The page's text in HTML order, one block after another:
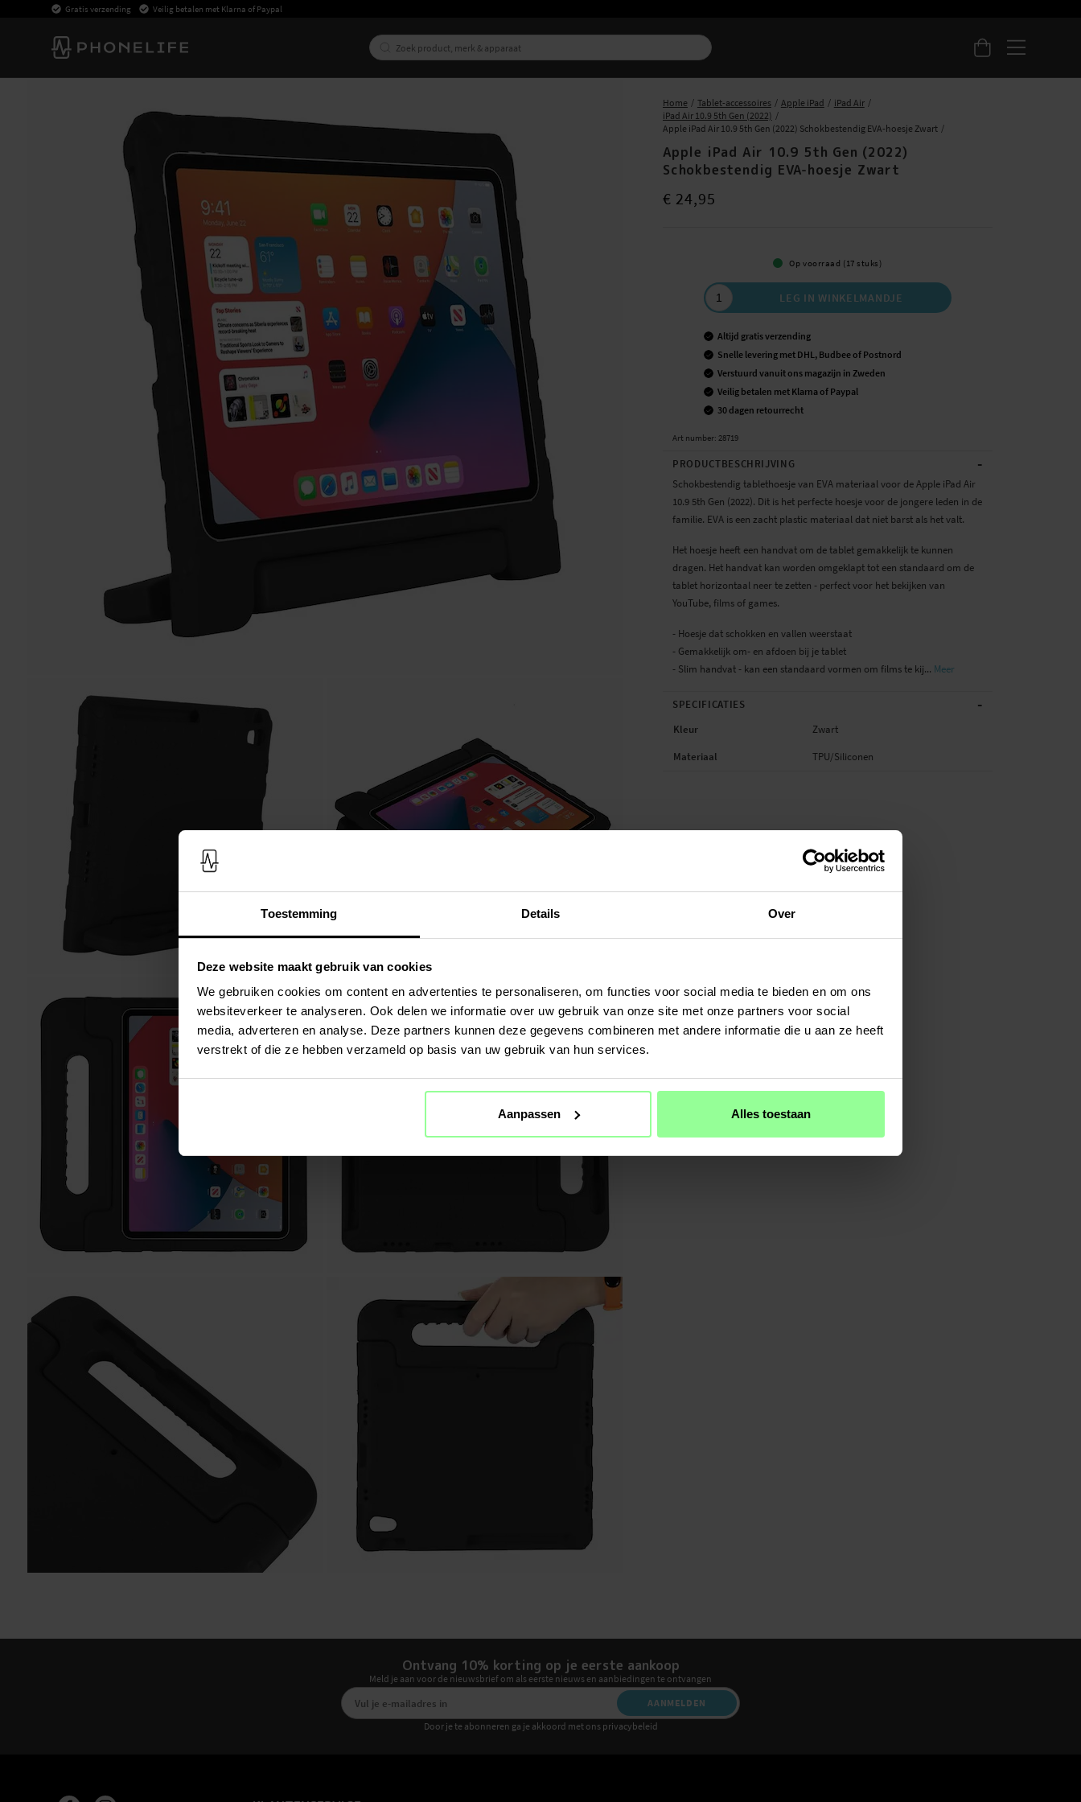
Toestemming Details Over
Deze website maakt gebruik van cookies
We gebruiken cookies om content en advertenties te personaliseren, om functies voor social media te bieden en om ons
websiteverkeer te analyseren. Ook delen we informatie over uw gebruik van onze site met onze partners voor social
media, adverteren en analyse. Deze partners kunnen deze gegevens combineren met andere informatie die u aan ze heeft
verstrekt of die ze hebben verzameld op basis van uw gebruik van hun services.
Aanpassen Alles toestaan
Gratis verzending Veilig betalen met Klarna of Paypal
Home Tablet-accessoires Apple iPad
iPad Air
iPad Air 10.9 5th Gen (2022)
Apple iPad Air 10.9 5th Gen (2022) Schokbestendig EVA-hoesje Zwart
Apple iPad Air 10.9 5th Gen (2022)
Schokbestendig EVA-hoesje Zwart
Prijs:€ 24,95
€ 24,95
Op voorraad (17 stuks)
LEG IN WINKELMANDJE
Altijd gratis verzending
Snelle levering met DHL, Budbee of Postnord
Verstuurd vanuit ons magazijn in Zweden
Veilig betalen met Klarna of Paypal
30 dagen retourrecht
Art number: 28719
PRODUCTBESCHRIJVING -
Schokbestendig tablethoesje van EVA materiaal voor de Apple iPad Air
10.9 5th Gen (2022). Dit is het perfecte hoesje voor de jongere leden in de
familie. EVA is een zacht plastic materiaal dat niet barst als het valt.
Het hoesje heeft een handvat om de tablet gemakkelijk te kunnen
dragen. Het handvat kan worden omgeklapt tot een standaard om de
tablet horizontaal neer te zetten - perfect voor het bekijken van
YouTube, films of games.
- Hoesje dat schokken en vallen weerstaat
- Gemakkelijk om- en afdoen bij je tablet
- Slim handvat - kan een standaard vormen om films te kij... Meer
SPECIFICATIES -
Kleur
Zwart
Materiaal
TPU/Siliconen
Ontvang 10% korting op je eerste aankoop
Meld je aan voor de nieuwsbrief om als eerste nieuws en aanbiedingen te ontvangen
AANMELDEN
Door je te abonneren ga je akkoord met ons privacybeleid